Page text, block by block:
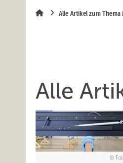
Alle Artikel zum Thema
Alle